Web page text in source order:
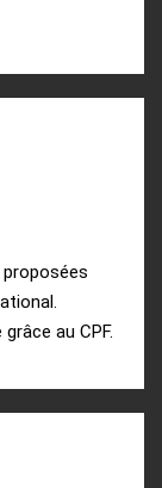
au CPF.